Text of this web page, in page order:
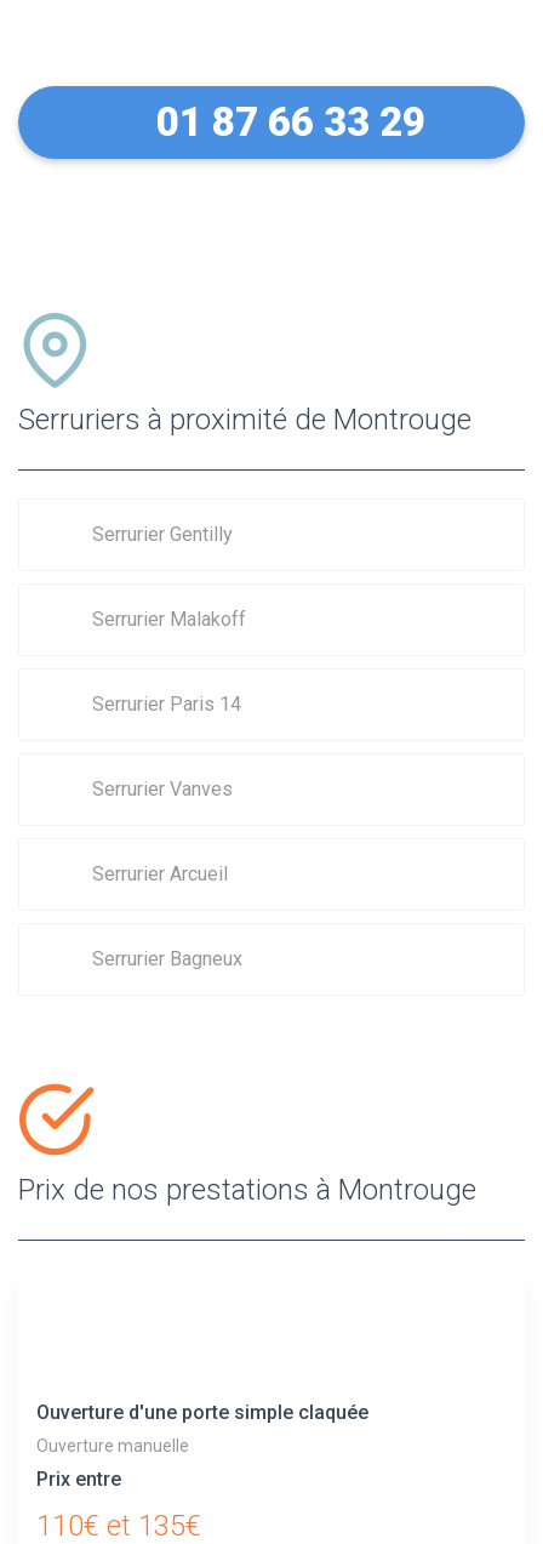
01 87 66 33 29
Serruriers à proximité de Montrouge
Serrurier Gentilly
Serrurier Malakoff
Serrurier Paris 14
Serrurier Vanves
Serrurier Arcueil
Serrurier Bagneux
Prix de nos prestations à Montrouge
Ouverture d'une porte simple claquée
Ouverture manuelle
Prix entre
110€ et 135€